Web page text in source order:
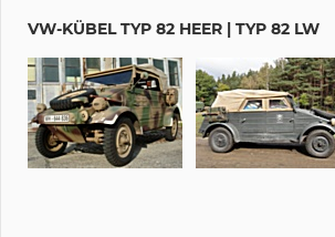
VW-KÜBEL TYP 82 HEER | TYP 82 LW